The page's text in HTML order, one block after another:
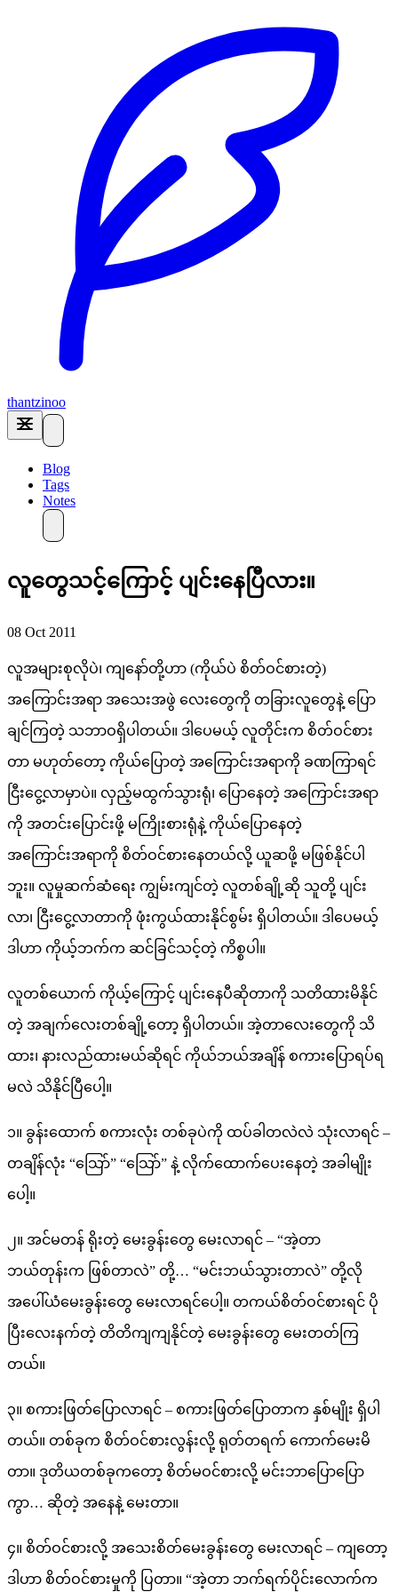
thantzinoo
Blog
Tags
Notes
လူတွေသင့်ကြောင့် ပျင်းနေပြီလား။
08 Oct 2011
လူအများစုလိုပဲ၊ ကျနော်တို့ဟာ (ကိုယ်ပဲ စိတ်ဝင်စားတဲ့)
အကြောင်းအရာ အသေးအဖွဲ လေးတွေကို တခြားလူတွေနဲ့ ပြော
ချင်ကြတဲ့ သဘာဝရှိပါတယ်။ ဒါပေမယ့် လူတိုင်းက စိတ်ဝင်စား
တာ မဟုတ်တော့ ကိုယ်ပြောတဲ့ အကြောင်းအရာကို ခဏကြာရင်
ငြီးငွေ့လာမှာပဲ။ လှည့်မထွက်သွားရုံ၊ ပြောနေတဲ့ အကြောင်းအရာ
ကို အတင်းပြောင်းဖို့ မကြိုးစားရုံနဲ့ ကိုယ်ပြောနေတဲ့
အကြောင်းအရာကို စိတ်ဝင်စားနေတယ်လို့ ယူဆဖို့ မဖြစ်နိုင်ပါ
ဘူး။ လူမှုဆက်ဆံရေး ကျွမ်းကျင်တဲ့ လူတစ်ချို့ဆို သူတို့ ပျင်း
လာ၊ ငြီးငွေ့လာတာကို ဖုံးကွယ်ထားနိုင်စွမ်း ရှိပါတယ်။ ဒါပေမယ့်
ဒါဟာ ကိုယ့်ဘက်က ဆင်ခြင်သင့်တဲ့ ကိစ္စပါ။
လူတစ်ယောက် ကိုယ့်ကြောင့် ပျင်းနေပီဆိုတာကို သတိထားမိနိုင်
တဲ့ အချက်လေးတစ်ချို့တော့ ရှိပါတယ်။ အဲ့တာလေးတွေကို သိ
ထား၊ နားလည်ထားမယ်ဆိုရင် ကိုယ်ဘယ်အချိန် စကားပြောရပ်ရ
မလဲ သိနိုင်ပြီပေါ့။
၁။ ခွန်းထောက် စကားလုံး တစ်ခုပဲကို ထပ်ခါတလဲလဲ သုံးလာရင် –
တချိန်လုံး “သြော်” “သြော်” နဲ့ လိုက်ထောက်ပေးနေတဲ့ အခါမျိုး
ပေါ့။
၂။ အင်မတန် ရိုးတဲ့ မေးခွန်းတွေ မေးလာရင် – “အဲ့တာ
ဘယ်တုန်းက ဖြစ်တာလဲ” တို့… “မင်းဘယ်သွားတာလဲ” တို့လို
အပေါ်ယံမေးခွန်းတွေ မေးလာရင်ပေါ့။ တကယ်စိတ်ဝင်စားရင် ပို
ပြီးလေးနက်တဲ့ တိတိကျကျနိုင်တဲ့ မေးခွန်းတွေ မေးတတ်ကြ
တယ်။
၃။ စကားဖြတ်ပြောလာရင် – စကားဖြတ်ပြောတာက နှစ်မျိုး ရှိပါ
တယ်။ တစ်ခုက စိတ်ဝင်စားလွန်းလို့ ရုတ်တရက် ကောက်မေးမိ
တာ။ ဒုတိယတစ်ခုကတော့ စိတ်မဝင်စားလို့ မင်းဘာပြောပြော
ကွာ… ဆိုတဲ့ အနေနဲ့ မေးတာ။
၄။ စိတ်ဝင်စားလို့ အသေးစိတ်မေးခွန်းတွေ မေးလာရင် – ကျတော့
ဒါဟာ စိတ်ဝင်စားမှုကို ပြတာ။ “အဲ့တာ ဘက်ရက်ပိုင်းလောက်က